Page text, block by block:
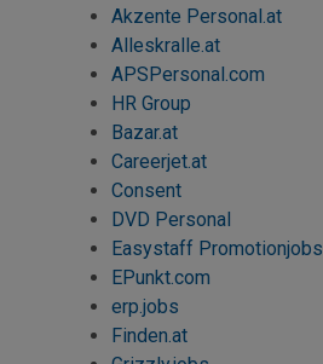
Akzente Personal.at
Alleskralle.at
APSPersonal.com
HR Group
Bazar.at
Careerjet.at
Consent
DVD Personal
Easystaff Promotionjobs
EPunkt.com
erp.jobs
Finden.at